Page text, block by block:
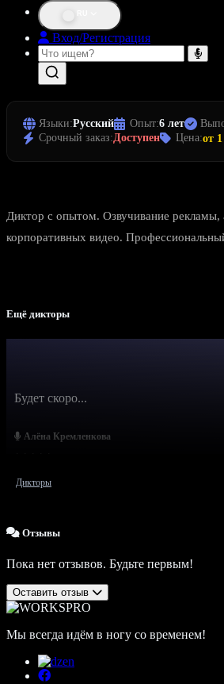
Вход/Регистрация
Языки:Русский Опыт:6 лет
Срочный заказ:Доступен Цена:от
Диктор с опытом. Озвучивание рекламы,
корпоративных видео.
Ещё дикторы
Алёна Кремленкова
Будет скоро...
Дикторы
Отзывы
Пока нет отзывов. Будьте первым!
Оставить отзыв
Мы всегда идём в ногу со временем!